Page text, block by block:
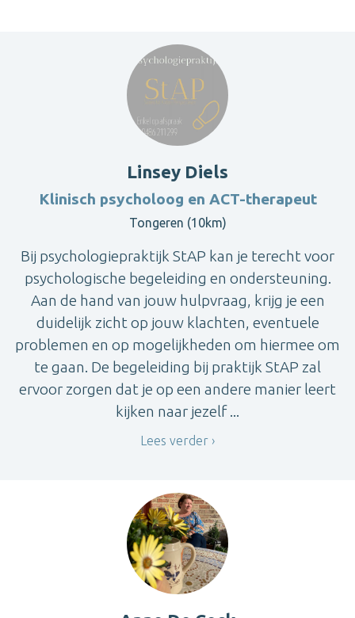
Linsey Diels
Klinisch psycholoog en ACT-therapeut
Tongeren (10km)
Bij psychologiepraktijk StAP kan je terecht voor
psychologische begeleiding en ondersteuning.
Aan de hand van jouw hulpvraag, krijg je een
duidelijk zicht op jouw klachten, eventuele
problemen en op mogelijkheden om hiermee om
te gaan. De begeleiding bij praktijk StAP zal
ervoor zorgen dat je op een andere manier leert
kijken naar jezelf ...
Lees verder